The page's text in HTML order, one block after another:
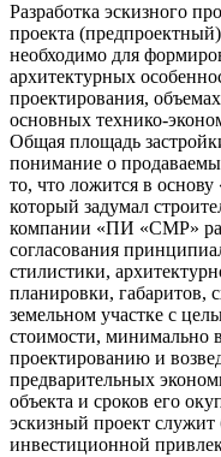
Разработка эскизного
проекта
необходимо для
архитектурных
проектирования,
основных технико-
Общая площадь
понимание о
то, что ложится в
который задумал
компании «ПИ «СМР»
согласования
стилистики,
планировки, габаритов,
земельном участке с
стоимости, минимально
проектированию и
предварительных
объекта и сроков его
эскизный проект служит
инвестиционной